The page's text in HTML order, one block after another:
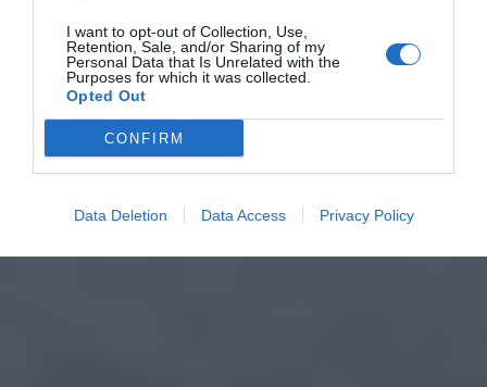
I want to opt-out of Collection, Use,
Retention, Sale, and/or Sharing of my
Personal Data that Is Unrelated with the
Purposes for which it was collected.
Opted Out
CONFIRM
Data Deletion Data Access Privacy Policy